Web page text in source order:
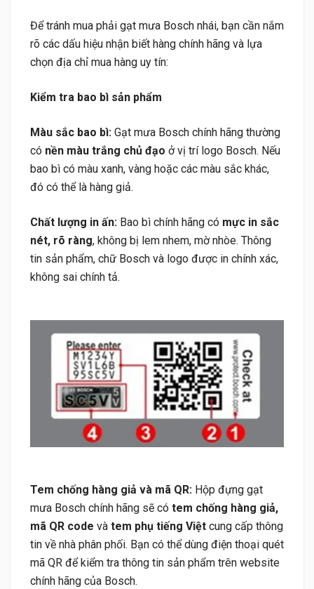
Để tránh mua phải gạt mưa Bosch nhái, bạn cần nắm
rõ các dấu hiệu nhận biết hàng chính hãng và lựa
chọn địa chỉ mua hàng uy tín:
Kiểm tra bao bì sản phẩm
Màu sắc bao bì: Gạt mưa Bosch chính hãng thường
có nền màu trắng chủ đạo ở vị trí logo Bosch. Nếu
bao bì có màu xanh, vàng hoặc các màu sắc khác,
đó có thể là hàng giả.
Chất lượng in ấn: Bao bì chính hãng có mực in sắc
nét, rõ ràng, không bị lem nhem, mờ nhòe. Thông
tin sản phẩm, chữ Bosch và logo được in chính xác,
không sai chính tả.
Tem chống hàng giả và mã QR: Hộp đựng gạt
mưa Bosch chính hãng sẽ có tem chống hàng giả,
mã QR code và tem phụ tiếng Việt cung cấp thông
tin về nhà phân phối. Bạn có thể dùng điện thoại quét
mã QR để kiểm tra thông tin sản phẩm trên website
chính hãng của Bosch.